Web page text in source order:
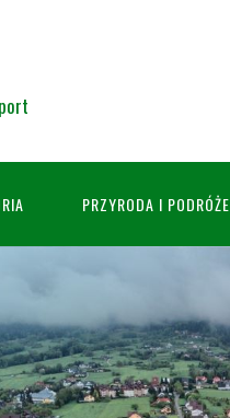
PRZYRODA I PODRÓŻE